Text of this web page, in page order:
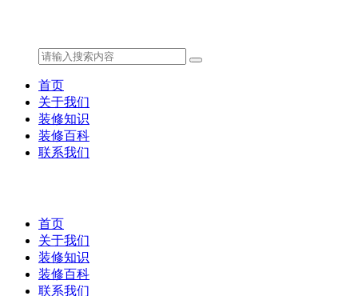
首页
关于我们
装修知识
装修百科
联系我们
首页
关于我们
装修知识
装修百科
联系我们